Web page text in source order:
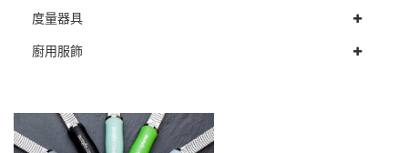
度量器具
廚用服飾